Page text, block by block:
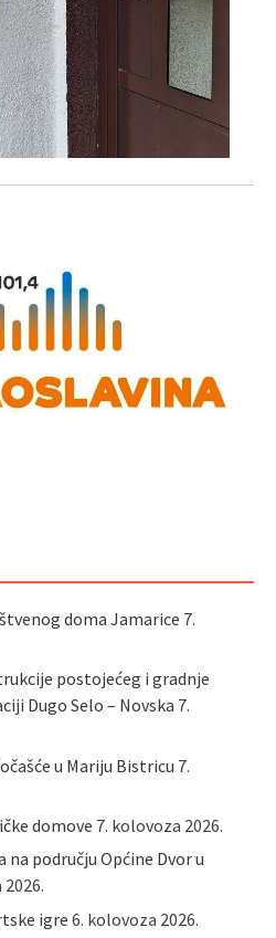
doma Jamarice 7.
postojećeg i gradnje
Dugo Selo – Novska 7.
u Mariju Bistricu 7.
domove 7. kolovoza 2026.
području Općine Dvor u
igre 6. kolovoza 2026.